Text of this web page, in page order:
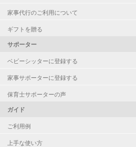
家事代行のご利用について
ギフトを贈る
サポーター
ベビーシッターに登録する
家事サポーターに登録する
保育士サポーターの声
ガイド
ご利用例
上手な使い方